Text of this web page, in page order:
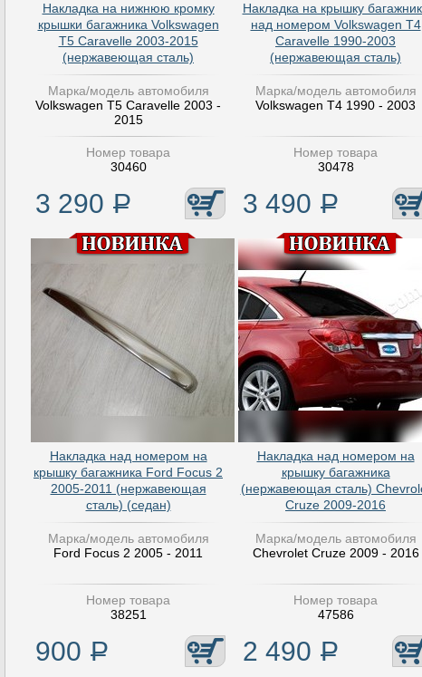
Накладка на нижнюю кромку
крышки багажника Volkswagen
T5 Caravelle 2003-2015
(нержавеющая сталь)
Марка/модель автомобиля
Volkswagen T5 Caravelle 2003 -
2015
Номер товара
30460
3 290 Р
Накладка на крышку
над номером Volkswagen T4
Caravelle 1990-2003
(нержавеющая сталь)
Марка/модель автомобиля
Volkswagen T4 1990 - 2003
Номер товара
30478
3 490 Р
Накладка над номером на
крышку багажника Ford Focus 2
2005-2011 (нержавеющая
сталь) (седан)
Марка/модель автомобиля
Ford Focus 2 2005 - 2011
Номер товара
38251
900 Р
Накладка над номером на
крышку багажника
(нержавеющая сталь)
Cruze 2009-2016
Марка/модель автомобиля
Chevrolet Cruze 2009 - 2016
Номер товара
47586
2 490 Р